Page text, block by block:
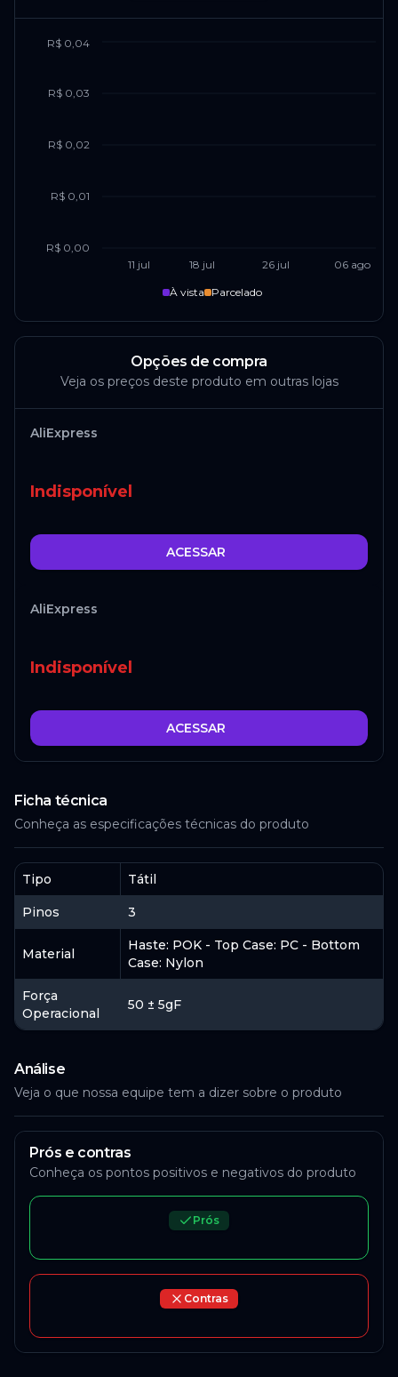
11 jul 18 jul 26 jul 06 ago
R$ 0,00
R$ 0,01
R$ 0,02
R$ 0,03
R$ 0,04
À vista Parcelado
Opções de compra
Veja os preços deste produto em outras lojas
AliExpress
Indisponível
ACESSAR
AliExpress
Indisponível
ACESSAR
Ficha técnica
Conheça as especificações técnicas do produto
Tipo Tátil
Pinos 3
Material
Haste: POK - Top Case: PC - Bottom
Case: Nylon
Força
Operacional
50 ± 5gF
Análise
Veja o que nossa equipe tem a dizer sobre o produto
Prós e contras
Conheça os pontos positivos e negativos do produto
Prós
Contras